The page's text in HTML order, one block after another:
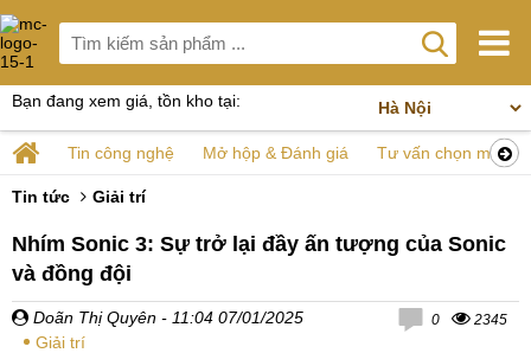
Bạn đang xem giá, tồn kho tại:
Tin công nghệ Mở hộp & Đánh giá Tư vấn chọn mua
Tin tức Giải trí
Nhím Sonic 3: Sự trở lại đầy ấn tượng của Sonic
và đồng đội
Doãn Thị Quyên - 11:04 07/01/2025
Giải trí
0 2345